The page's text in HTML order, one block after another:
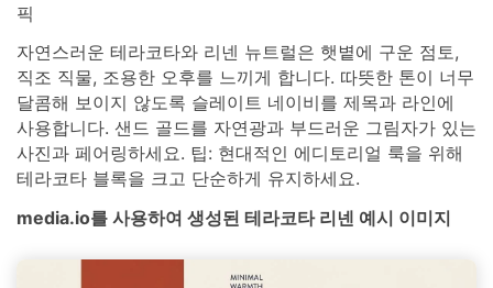
픽
자연스러운 테라코타와 리넨 뉴트럴은 햇볕에 구운 점토,
직조 직물, 조용한 오후를 느끼게 합니다. 따뜻한 톤이 너무
달콤해 보이지 않도록 슬레이트 네이비를 제목과 라인에
사용합니다. 샌드 골드를 자연광과 부드러운 그림자가 있는
사진과 페어링하세요. 팁: 현대적인 에디토리얼 룩을 위해
테라코타 블록을 크고 단순하게 유지하세요.
media.io를 사용하여 생성된 테라코타 리넨 예시 이미지